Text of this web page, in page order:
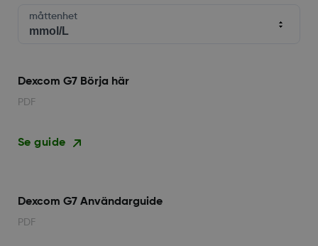
måttenhet
Dexcom G7 Börja här
PDF
Se guide
Dexcom G7 Användarguide
PDF